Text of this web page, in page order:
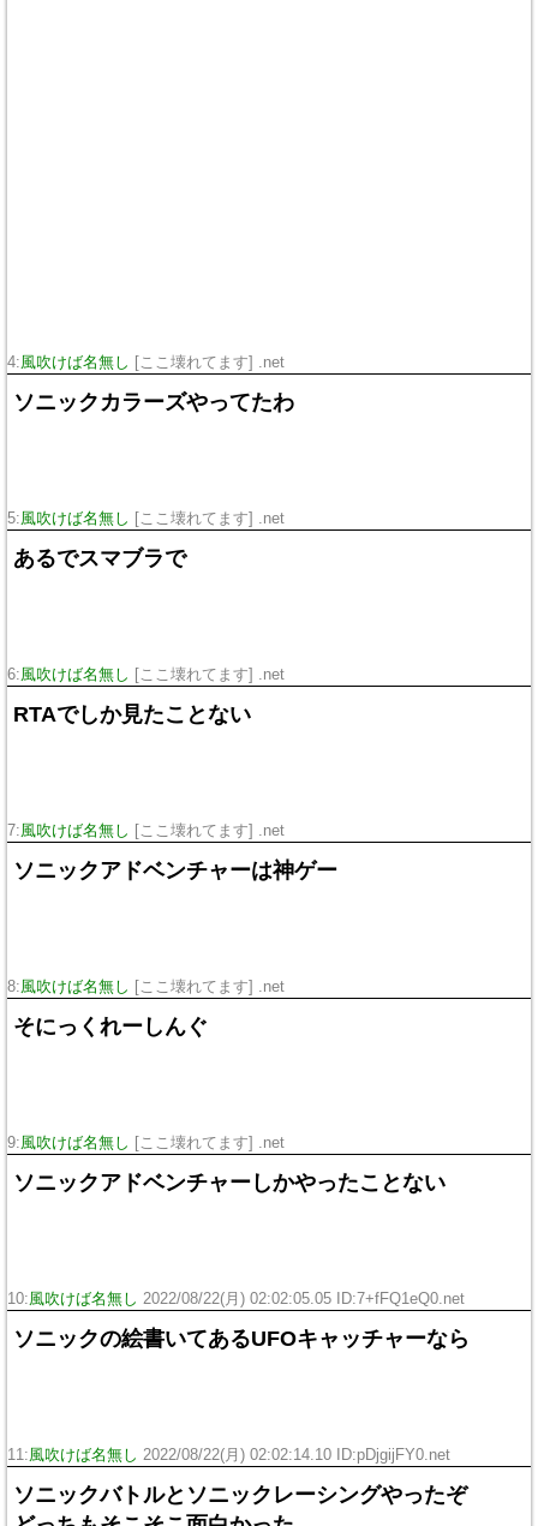
4:風吹けば名無し [ここ壊れてます] .net
ソニックカラーズやってたわ
5:風吹けば名無し [ここ壊れてます] .net
あるでスマブラで
6:風吹けば名無し [ここ壊れてます] .net
RTAでしか見たことない
7:風吹けば名無し [ここ壊れてます] .net
ソニックアドベンチャーは神ゲー
8:風吹けば名無し [ここ壊れてます] .net
そにっくれーしんぐ
9:風吹けば名無し [ここ壊れてます] .net
ソニックアドベンチャーしかやったことない
10:風吹けば名無し 2022/08/22(月) 02:02:05.05 ID:7+fFQ1eQ0.net
ソニックの絵書いてあるUFOキャッチャーなら
11:風吹けば名無し 2022/08/22(月) 02:02:14.10 ID:pDjgijFY0.net
ソニックバトルとソニックレーシングやったぞ